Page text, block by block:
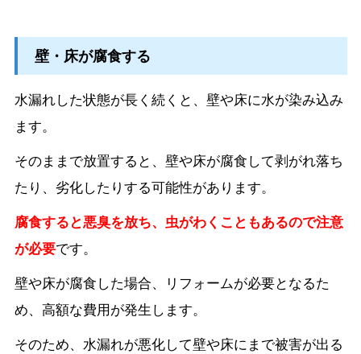
壁・床が腐食する
水漏れした状態が長く続くと、壁や床に水が染み込み
ます。
そのままで放置すると、壁や床が腐食して剥がれ落ち
たり、劣化したりする可能性があります。
腐食すると悪臭を放ち、虫がわくこともあるので注意
が必要です。
壁や床が腐食した場合、リフォームが必要となるた
め、高額な費用が発生します。
そのため、水漏れが悪化して壁や床にまで被害が出る